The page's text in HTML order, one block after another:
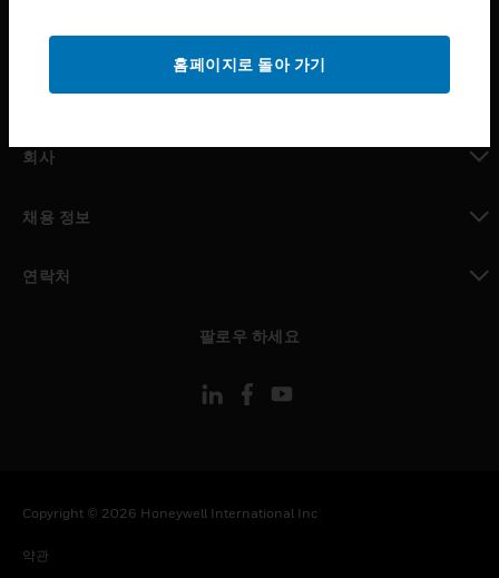
구매처
MYAUTOMATION サポート
회사
채용 정보
연락처
팔로우 하세요
Copyright © 2026 Honeywell International Inc
약관
홈페이지로 돌아 가기